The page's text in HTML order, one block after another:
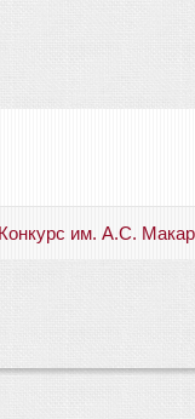
Конкурс им. А.С.